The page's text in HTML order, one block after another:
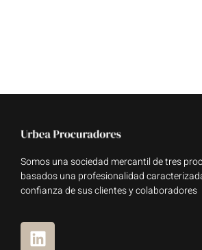
Somos una sociedad mercantil de tres
basados una profesionalidad
confianza de sus clientes y colaboradores